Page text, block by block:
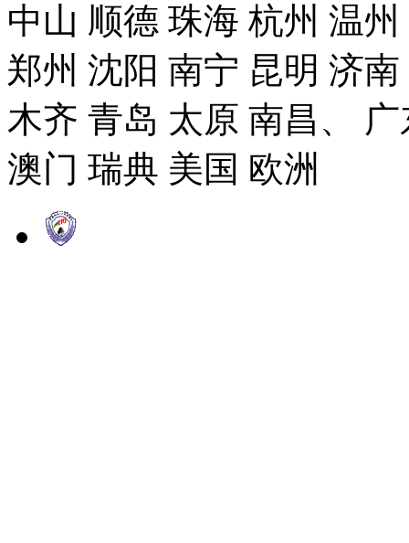
中山 顺德 珠海 杭州 温
郑州 沈阳 南宁 昆明 济
木齐 青岛 太原 南昌、
澳门 瑞典 美国 欧洲